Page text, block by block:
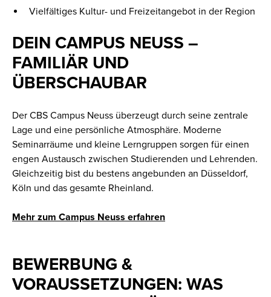
Vielfältiges Kultur- und Freizeitangebot in der Region
DEIN CAMPUS NEUSS –
FAMILIÄR UND
ÜBERSCHAUBAR
Der CBS Campus Neuss überzeugt durch seine zentrale
Lage und eine persönliche Atmosphäre. Moderne
Seminarräume und kleine Lerngruppen sorgen für einen
engen Austausch zwischen Studierenden und Lehrenden.
Gleichzeitig bist du bestens angebunden an Düsseldorf,
Köln und das gesamte Rheinland.
Mehr zum Campus Neuss erfahren
BEWERBUNG &
VORAUSSETZUNGEN: WAS